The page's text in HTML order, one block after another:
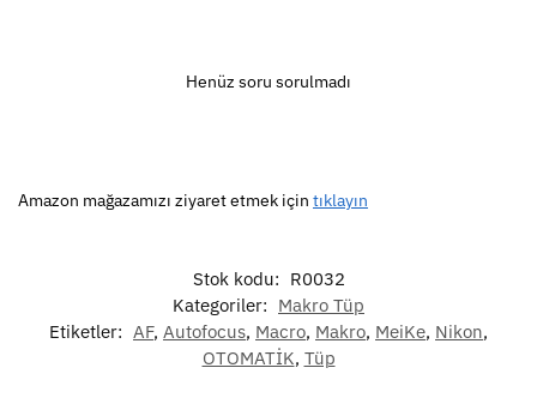
Henüz soru sorulmadı
Amazon mağazamızı ziyaret etmek için tıklayın
Stok kodu: R0032
Kategoriler: Makro Tüp
Etiketler: AF, Autofocus, Macro, Makro, MeiKe, Nikon,
OTOMATİK, Tüp